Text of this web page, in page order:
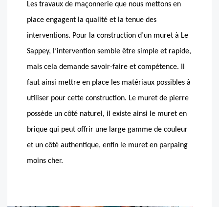
Les travaux de maçonnerie que nous mettons en
place engagent la qualité et la tenue des
interventions. Pour la construction d’un muret à Le
Sappey, l’intervention semble être simple et rapide,
mais cela demande savoir-faire et compétence. Il
faut ainsi mettre en place les matériaux possibles à
utiliser pour cette construction. Le muret de pierre
possède un côté naturel, il existe ainsi le muret en
brique qui peut offrir une large gamme de couleur
et un côté authentique, enfin le muret en parpaing
moins cher.